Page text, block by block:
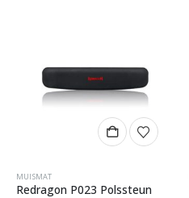
MUISMAT
Redragon P023 Polssteun